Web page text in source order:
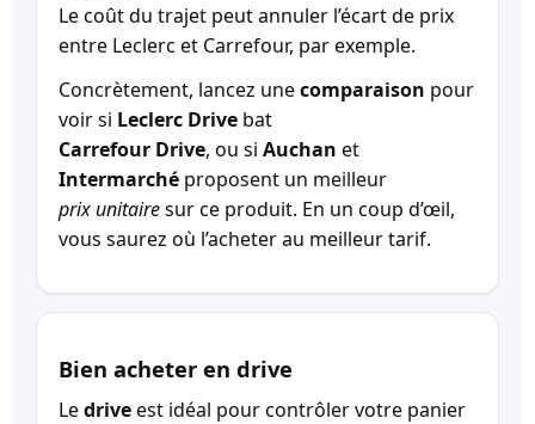
Le coût du trajet peut annuler l’écart de prix
entre Leclerc et Carrefour, par exemple.
Concrètement, lancez unecomparaison pour
voir si Leclerc Drive bat
Carrefour Drive, ou si Auchan et
Intermarché proposent un meilleur
prix unitairesur ce produit. En un coup d’œil,
vous saurez où l’acheter au meilleur tarif.
Bien acheter en drive
Ledriveest idéal pour contrôler votre panier